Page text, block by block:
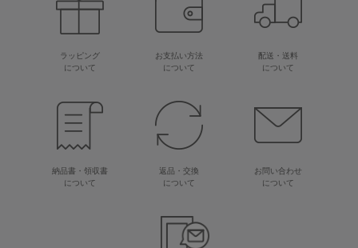
ラッピング
について
お支払い方法
について
配送・送料
について
納品書・領収書
について
返品・交換
について
お問い合わせ
について